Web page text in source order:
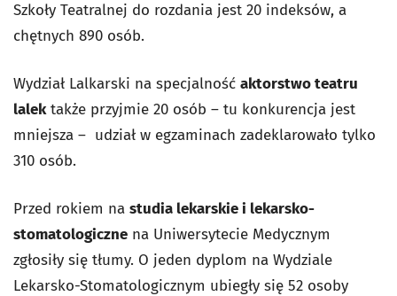
Szkoły Teatralnej do rozdania jest 20 indeksów, a
chętnych 890 osób.
Wydział Lalkarski na specjalność aktorstwo teatru
lalektakże przyjmie 20 osób – tu konkurencja jest
mniejsza – udział w egzaminach zadeklarowało tylko
310 osób.
Przed rokiem na studia lekarskie i lekarsko-
stomatologiczne na Uniwersytecie Medycznym
zgłosiły się tłumy. O jeden dyplom na Wydziale
Lekarsko-Stomatologicznym ubiegły się 52 osoby